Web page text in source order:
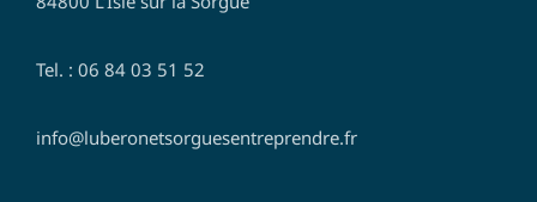
Tel. : 06 84 03 51 52
info@luberonetsorguesentreprendre.fr